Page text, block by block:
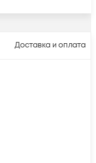
Доставка и оплата